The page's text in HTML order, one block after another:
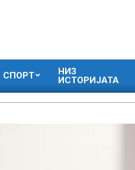
СПОРТ
НИЗ
ИСТОРИЈАТА